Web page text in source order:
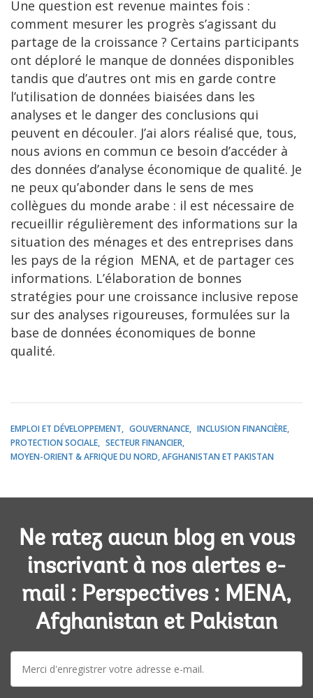
Une question est revenue maintes fois :
comment mesurer les progrès s’agissant du
partage de la croissance ? Certains participants
ont déploré le manque de données disponibles
tandis que d’autres ont mis en garde contre
l’utilisation de données biaisées dans les
analyses et le danger des conclusions qui
peuvent en découler. J’ai alors réalisé que, tous,
nous avions en commun ce besoin d’accéder à
des données d’analyse économique de qualité. Je
ne peux qu’abonder dans le sens de mes
collègues du monde arabe : il est nécessaire de
recueillir régulièrement des informations sur la
situation des ménages et des entreprises dans
les pays de la région MENA, et de partager ces
informations. L’élaboration de bonnes
stratégies pour une croissance inclusive repose
sur des analyses rigoureuses, formulées sur la
base de données économiques de bonne
qualité.
EMPLOI ET DÉVELOPPEMENT GOUVERNANCE
INCLUSION FINANCIÈRE
PROTECTION SOCIALE
SECTEUR FINANCIER
MOYEN-ORIENT & AFRIQUE DU NORD, AFGHANISTAN ET PAKISTAN
Ne ratez aucun blog en vous
inscrivant à nos alertes e-
mail : Perspectives : MENA,
Afghanistan et Pakistan
mail: